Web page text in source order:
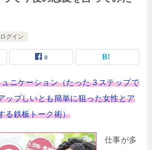
グイン
0
ニケーション（たった３ステップで
ップしいとも簡単に狙った女性とア
る鉄板トーク術）
仕事が多